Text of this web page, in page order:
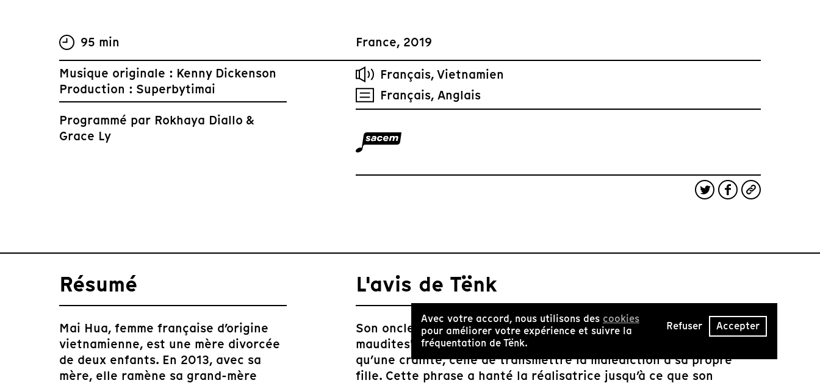
95 min
France, 2019
Musique originale : Kenny Dickenson
Production : Superbytimai
Programmé par Rokhaya Diallo &
Grace Ly
Français, Vietnamien
Français, Anglais
Résumé
Mai Hua, femme française d’origine
vietnamienne, est une mère divorcée
de deux enfants. En 2013, avec sa
mère, elle ramène sa grand-mère
L'avis de Tënk
Son oncle lui avait dit : "Tu descends d’une lignée de femmes
maudites". Quand Mai Hua commence son cheminement, elle n’a
qu’une crainte, celle de transmettre la malédiction à sa propre
fille. Cette phrase a hanté la réalisatrice jusqu’à ce que son
Avec votre accord, nous utilisons des cookies
pour améliorer votre expérience et suivre la
fréquentation de Tënk.
Refuser Accepter